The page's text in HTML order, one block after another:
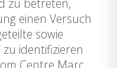
zu betreten,
einen Versuch
sowie
identifizieren
Centre Marc